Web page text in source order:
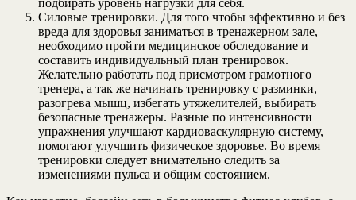
Силовые тренировки. Для того чтобы эффективно и без
вреда для здоровья заниматься в тренажерном зале,
необходимо пройти медицинское обследование и
составить индивидуальный план тренировок.
Желательно работать под присмотром грамотного
тренера, а так же начинать тренировку с разминки,
разогрева мышц, избегать утяжелителей, выбирать
безопасные тренажеры. Разные по интенсивности
упражнения улучшают кардиоваскулярную систему,
помогают улучшить физическое здоровье. Во время
тренировки следует внимательно следить за
изменениями пульса и общим состоянием.